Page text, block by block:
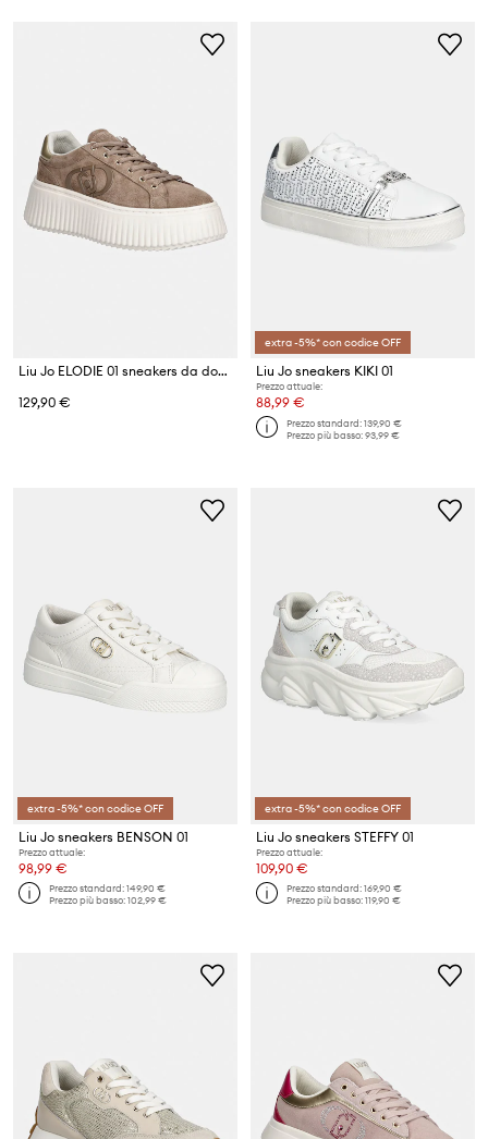
Liu Jo ELODIE 01 sneakers da donna in scamoscio
129,90 €
extra -5%* con codice OFF
Liu Jo sneakers KIKI 01
Prezzo attuale:
88,99 €
Prezzo standard:139,90 €
Prezzo più basso:93,99 €
extra -5%* con codice OFF
Liu Jo sneakers BENSON 01
Prezzo attuale:
98,99 €
Prezzo standard:149,90 €
Prezzo più basso:102,99 €
extra -5%* con codice OFF
Liu Jo sneakers STEFFY 01
Prezzo attuale:
109,90 €
Prezzo standard:169,90 €
Prezzo più basso:119,90 €